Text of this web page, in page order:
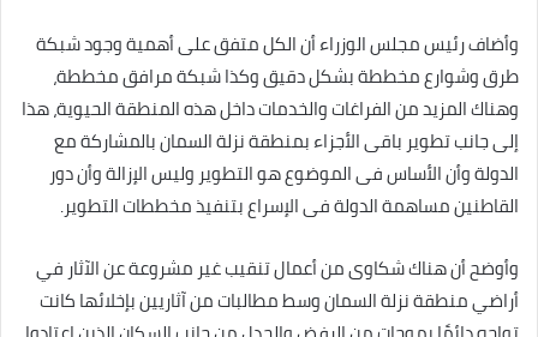
وأضاف رئيس مجلس الوزراء أن الكل متفق على أهمية وجود شبكة
طرق وشوارع مخططة بشكل دقيق وكذا شبكة مرافق مخططة،
وهناك المزيد من الفراغات والخدمات داخل هذه المنطقة الحيوية، هذا
إلى جانب تطوير باقى الأجزاء بمنطقة نزلة السمان بالمشاركة مع
الدولة وأن الأساس فى الموضوع هو التطوير وليس الإزالة وأن دور
القاطنين مساهمة الدولة فى الإسراع بتنفيذ مخططات التطوير.
وأوضح أن هناك شكاوى من أعمال تنقيب غير مشروعة عن الآثار في
أراضي منطقة نزلة السمان وسط مطالبات من آثاريين بإخلائها كانت